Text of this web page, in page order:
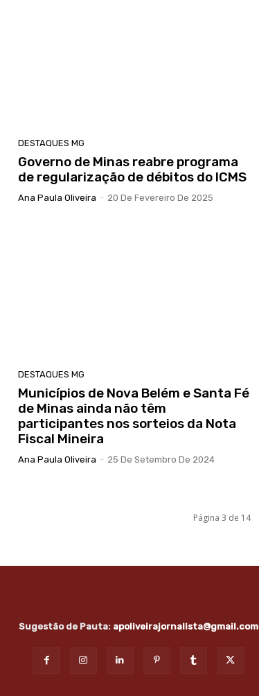
DESTAQUES MG
Governo de Minas reabre programa
de regularização de débitos do ICMS
Ana Paula Oliveira - 20 De Fevereiro De 2025
DESTAQUES MG
Municípios de Nova Belém e Santa Fé
de Minas ainda não têm
participantes nos sorteios da Nota
Fiscal Mineira
Ana Paula Oliveira - 25 De Setembro De 2024
Página 3 de 14
Sugestão de Pauta: apoliveirajornalista@gmail.com